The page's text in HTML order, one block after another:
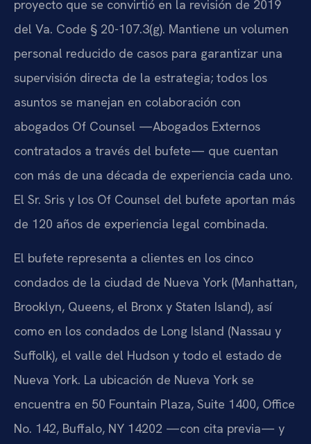
proyecto que se convirtió en la revisión de 2019
del Va. Code § 20-107.3(g). Mantiene un volumen
personal reducido de casos para garantizar una
supervisión directa de la estrategia; todos los
asuntos se manejan en colaboración con
abogados Of Counsel —Abogados Externos
contratados a través del bufete— que cuentan
con más de una década de experiencia cada uno.
El Sr. Sris y los Of Counsel del bufete aportan más
de 120 años de experiencia legal combinada.
El bufete representa a clientes en los cinco
condados de la ciudad de Nueva York (Manhattan,
Brooklyn, Queens, el Bronx y Staten Island), así
como en los condados de Long Island (Nassau y
Suffolk), el valle del Hudson y todo el estado de
Nueva York. La ubicación de Nueva York se
encuentra en 50 Fountain Plaza, Suite 1400, Office
No. 142, Buffalo, NY 14202 —con cita previa— y